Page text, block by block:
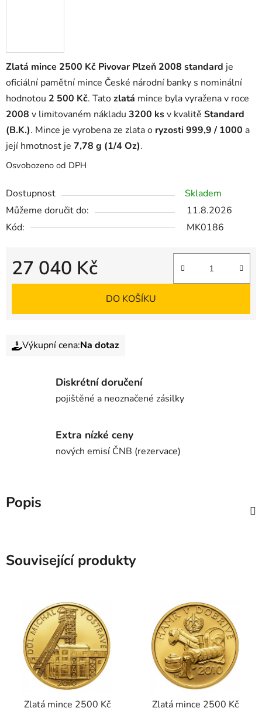
Zlatá mince 2500 Kč Pivovar Plzeň 2008 standard je
oficiální pamětní mince České národní banky s nominální
hodnotou 2 500 Kč. Tatozlatá mince byla vyražena v roce
2008 v limitovaném nákladu 3200 ksv kvalitě Standard
(B.K.). Mince je vyrobena ze zlata o ryzosti 999,9 / 1000 a
její hmotnost je 7,78 g (1/4 Oz).
Osvobozeno od DPH
Dostupnost
Skladem
Můžeme doručit do:
11.8.2026
Kód:
MK0186
27 040 Kč
DO KOŠÍKU
Výkupní cena:Na dotaz
Diskrétní doručení
pojištěné a neoznačené zásilky
Extra nízké ceny
nových emisí ČNB (rezervace)
Popis
Související produkty
Zlatá mince 2500 Kč Zlatá mince 2500 Kč